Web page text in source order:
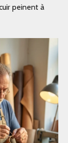
peinent à